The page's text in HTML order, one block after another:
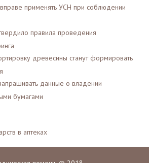
применять УСН при соблюдении
правила проведения
древесины станут формировать
данные о владении
бумагами
в аптеках